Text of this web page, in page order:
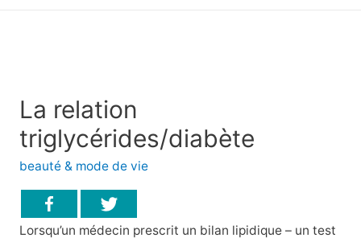
La relation
triglycérides/diabète
beauté & mode de vie
Lorsqu’un médecin prescrit un bilan lipidique – un test